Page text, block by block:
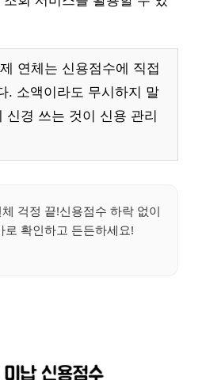
연체는 신용점수에 직접
. 소액이라도 무시하지 말
신경 쓰는 것이 신용 관리
걱정 끝!신용점수 하락 없이
로 확인하고 든든하세요!